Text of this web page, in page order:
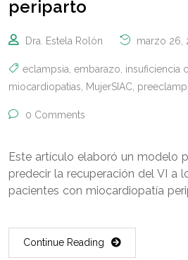
periparto
Dra. Estela Rolón marzo 26,
eclampsia, embarazo, insuficiencia
miocardiopatias, MujerSIAC,
0 Comments
Este artículo elaboró un modelo
predecir la recuperación del VI a
pacientes con miocardiopatía
Continue Reading